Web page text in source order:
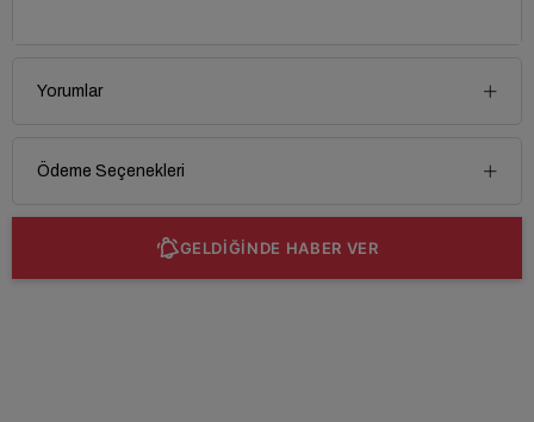
Yorumlar
Ödeme Seçenekleri
GELDİĞİNDE HABER VER